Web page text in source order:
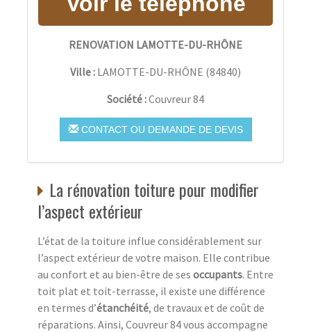
RENOVATION LAMOTTE-DU-RHÔNE
Ville : LAMOTTE-DU-RHÔNE (84840)
Société :Couvreur 84
CONTACT OU DEMANDE DE DEVIS
La rénovation toiture pour modifier
l’aspect extérieur
L’état de la toiture influe considérablement sur
l’aspect extérieur de votre maison. Elle contribue
au confort et au bien-être de ses occupants. Entre
toit plat et toit-terrasse, il existe une différence
en termes d’étanchéité, de travaux et de coût de
réparations. Ainsi, Couvreur 84 vous accompagne